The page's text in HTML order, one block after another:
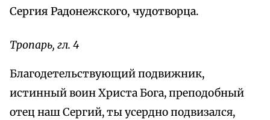
Сергия Радонежского, чудотворца.
Тропарь, гл. 4
Благодетельствующий подвижник,
истинный воин Христа Бога, преподобный
отец наш Сергий, ты усердно подвизался,